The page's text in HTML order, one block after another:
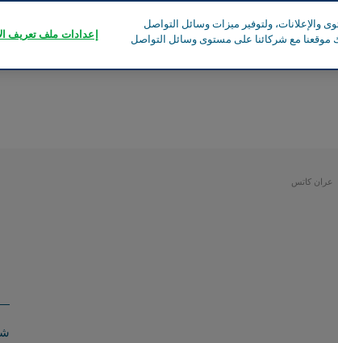
عران كاتس
ولتوفير ميزات وسائل التواصل
موقعنا مع شركائنا على مستوى وسائل التواصل
إعدادات ملف تعريف